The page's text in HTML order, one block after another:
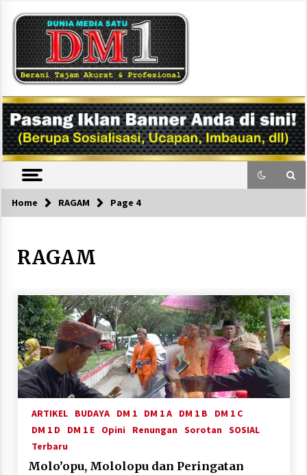
content
DM1
Home RAGAM Page 4
RAGAM
ARTIKEL BUDAYA DM 1 DM 1 A DM 1 B
DM 1 C
DM 1 D
DM 1 E Opini Renungan Sorotan SOSIAL
Terbaru
Molo’opu, Mololopu dan Peringatan